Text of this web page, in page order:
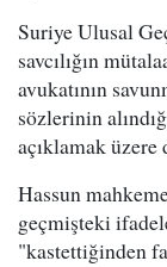
Suriye Ulusal
savcılığın
avukatının
sözlerinin
açıklamak
Hassun
geçmişteki
"kastettiğinden